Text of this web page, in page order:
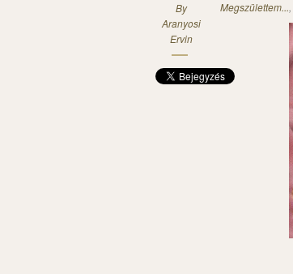
By
Aranyosi
Ervin
Megszülettem...,